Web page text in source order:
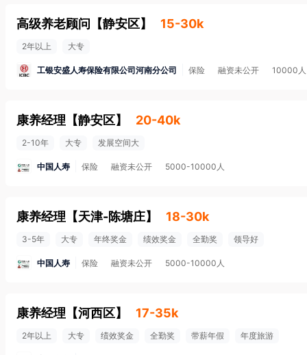
高级养老顾问 【静安区】 15-30k
2年以上 大专
工银安盛人寿保险有限公司河南分公司 保险 融资未公开 10000
康养经理 【静安区】 20-40k
2-10年 大专 发展空间大
中国人寿 保险 融资未公开 5000-10000人
康养经理 【天津-陈塘庄】 18-30k
3-5年 大专 年终奖金 绩效奖金 全勤奖 领导好
中国人寿 保险 融资未公开 5000-10000人
康养经理 【河西区】 17-35k
2年以上 大专 绩效奖金 全勤奖 带薪年假 年度旅游